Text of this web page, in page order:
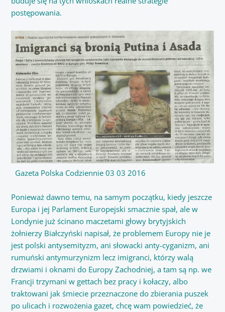
postępowania.
Gazeta Polska Codziennie 03 03 2016
Ponieważ dawno temu, na samym początku, kiedy jeszcze
Europa i jej Parlament Europejski smacznie spał, ale w
Londynie już ścinano maczetami głowy brytyjskich
żołnierzy Białczyński napisał, że problemem Europy nie je
jest polski antysemityzm, ani słowacki anty-cyganizm, ani
rumuński antymurzynizm lecz imigranci, którzy walą
drzwiami i oknami do Europy Zachodniej, a tam są np. we
Francji trzymani w gettach bez pracy i kołaczy, albo
traktowani jak śmiecie przeznaczone do zbierania puszek
po ulicach i rozwożenia gazet, chcę wam powiedzieć, że